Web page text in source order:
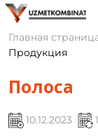
Главная
Продукция
Полоса
10.12.2023